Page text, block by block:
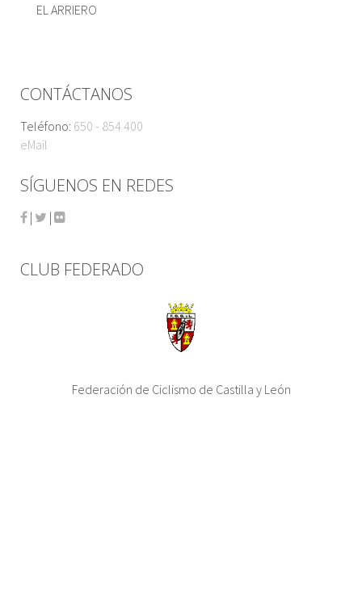
EL ARRIERO
CONTÁCTANOS
Teléfono: 650 - 854 400
eMail
SÍGUENOS EN REDES
| |
CLUB FEDERADO
Federación de Ciclismo de Castilla y León